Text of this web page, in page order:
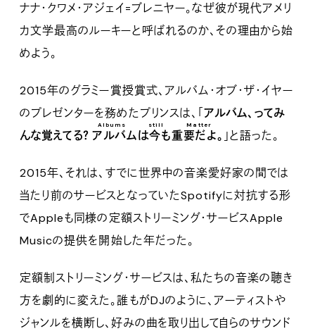
ナナ・クワメ・アジェイ=ブレニヤー。なぜ彼が現代アメリ
カ文学最高のルーキーと呼ばれるのか、その理由から始
めよう。
2015年のグラミー賞授賞式、アルバム・オブ・ザ・イヤー
のプレゼンターを務めたプリンスは、「 アルバム、ってみ
んな覚えてる？ アルバムは今も重要だよ
Albums still Matter
。 」と語った。
2015年、それは、すでに世界中の音楽愛好家の間では
当たり前のサービスとなっていたSpotifyに対抗する形
でAppleも同様の定額ストリーミング・サービスApple
Musicの提供を開始した年だった。
定額制ストリーミング・サービスは、私たちの音楽の聴き
方を劇的に変えた。誰もがDJのように、アーティストや
ジャンルを横断し、好みの曲を取り出して自らのサウンド